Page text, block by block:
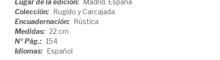
Lugar de la edición: Madrid. España
Colección: Rugido y Carcajada
Encuadernación: Rústica
Medidas: 22 cm
Nº Pág.: 154
Idiomas: Español